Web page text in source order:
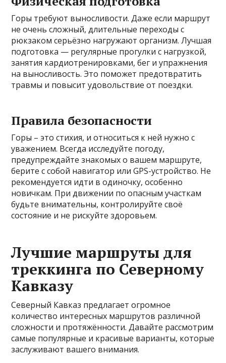
Горы требуют выносливости. Даже если маршрут
не очень сложный, длительные переходы с
рюкзаком серьёзно нагружают организм. Лучшая
подготовка — регулярные прогулки с нагрузкой,
занятия кардиотренировками, бег и упражнения
на выносливость. Это поможет предотвратить
травмы и повысит удовольствие от поездки.
Правила безопасности
Горы – это стихия, и относиться к ней нужно с
уважением. Всегда исследуйте погоду,
предупреждайте знакомых о вашем маршруте,
берите с собой навигатор или GPS-устройство. Не
рекомендуется идти в одиночку, особенно
новичкам. При движении по опасным участкам
будьте внимательны, контролируйте своё
состояние и не рискуйте здоровьем.
Лучшие маршруты для
треккинга по Северному
Кавказу
Северный Кавказ предлагает огромное
количество интересных маршрутов различной
сложности и протяжённости. Давайте рассмотрим
самые популярные и красивые варианты, которые
заслуживают вашего внимания.